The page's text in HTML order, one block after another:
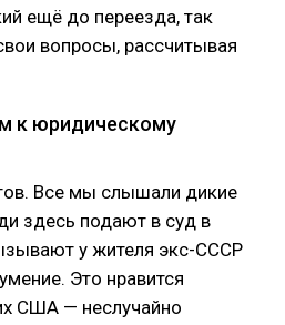
ещё до переезда, так
вопросы, рассчитывая
к юридическому
Все мы слышали дикие
здесь подают в суд в
у жителя экс-СССР
Это нравится
США — неслучайно